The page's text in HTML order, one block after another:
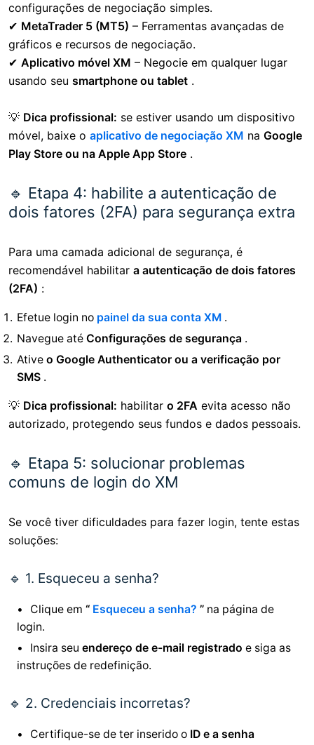
configurações de negociação simples.
✔ MetaTrader 5 (MT5) – Ferramentas avançadas de
gráficos e recursos de negociação.
✔ Aplicativo móvel XM – Negocie em qualquer lugar
usando seu smartphone ou tablet .
💡 Dica profissional: se estiver usando um dispositivo
móvel, baixe o aplicativo de negociação XM na Google
Play Store ou na Apple App Store .
🔹 Etapa 4: habilite a autenticação de
dois fatores (2FA) para segurança extra
Para uma camada adicional de segurança, é
recomendável habilitar a autenticação de dois fatores
(2FA) :
Efetue login no painel da sua conta XM .
Navegue até Configurações de segurança .
Ative o Google Authenticator ou a verificação por
SMS .
💡 Dica profissional: habilitar o 2FA evita acesso não
autorizado, protegendo seus fundos e dados pessoais.
🔹 Etapa 5: solucionar problemas
comuns de login do XM
Se você tiver dificuldades para fazer login, tente estas
soluções:
🔹 1. Esqueceu a senha?
Clique em “ Esqueceu a senha? ” na página de
login.
Insira seu endereço de e-mail registrado e siga as
instruções de redefinição.
🔹 2. Credenciais incorretas?
Certifique-se de ter inserido o ID e a senha